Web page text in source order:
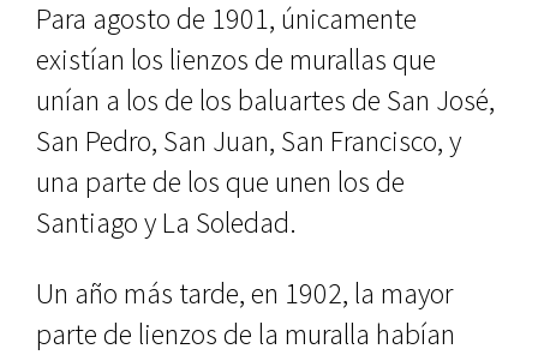
Para agosto de 1901, únicamente
existían los lienzos de murallas que
unían a los de los baluartes de San Jo­sé,
San Pedro, San Juan, San Francis­co, y
una parte de los que unen los de
Santiago y La Soledad.
Un año más tarde, en 1902, la ma­yor
parte de lienzos de la muralla ha­bían